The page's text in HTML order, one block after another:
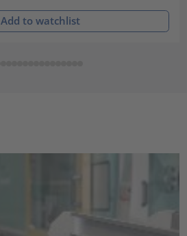
Add to watchlist